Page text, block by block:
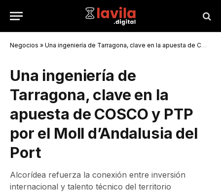
Negocios » Una ingeniería de Tarragona, clave en la apuesta de COSCO y PTP por el Moll d’Andalusia del Port
Una ingeniería de
Tarragona, clave en la
apuesta de COSCO y PTP
por el Moll d’Andalusia del
Port
Alcorídea refuerza la conexión entre inversión
internacional y talento técnico del territorio